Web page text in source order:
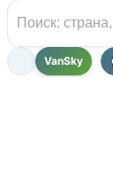
VanSky